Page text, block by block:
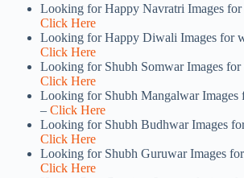
Looking for Happy Navratri Images
Click Here
Looking for Happy Diwali Images for
Click Here
Looking for Shubh Somwar Images
Click Here
Looking for Shubh Mangalwar Images
– Click Here
Looking for Shubh Budhwar Images
Click Here
Looking for Shubh Guruwar Images
Click Here